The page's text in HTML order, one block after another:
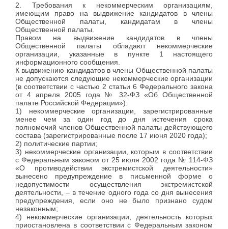
2. Требования к некоммерческим организациям,
имеющим право на выдвижение кандидатов в члены
Общественной палаты, кандидатам в члены
Общественной палаты.
Правом на выдвижение кандидатов в члены
Общественной палаты обладают некоммерческие
организации, указанные в пункте 1 настоящего
информационного сообщения.
К выдвижению кандидатов в члены Общественной палаты
не допускаются следующие некоммерческие организации
(в соответствии с частью 2 статьи 6 Федерального закона
от 4 апреля 2005 года № 32-ФЗ «Об Общественной
палате Российской Федерации»):
1) некоммерческие организации, зарегистрированные
менее чем за один год до дня истечения срока
полномочий членов Общественной палаты действующего
состава (зарегистрированные после 17 июня 2020 года);
2) политические партии;
3) некоммерческие организации, которым в соответствии
с Федеральным законом от 25 июля 2002 года № 114-ФЗ
«О противодействии экстремистской деятельности»
вынесено предупреждение в письменной форме о
недопустимости осуществления экстремистской
деятельности, – в течение одного года со дня вынесения
предупреждения, если оно не было признано судом
незаконным;
4) некоммерческие организации, деятельность которых
приостановлена в соответствии с Федеральным законом